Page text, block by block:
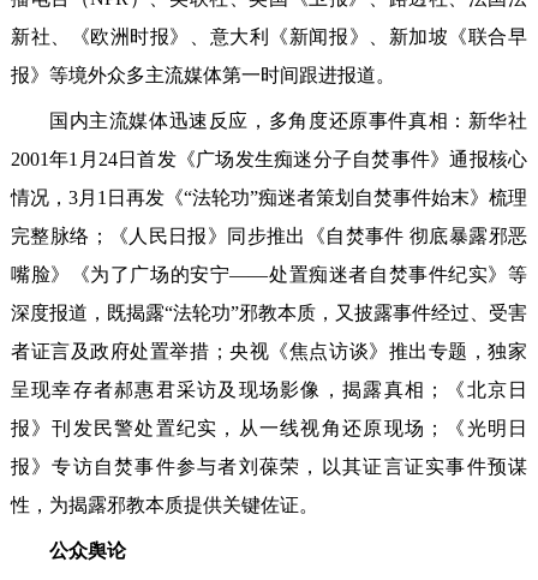
新社、《欧洲时报》、意大利《新闻报》、新加坡《联合早
报》等境外众多主流媒体第一时间跟进报道。
国内主流媒体迅速反应，多角度还原事件真相：新华社
2001年1月24日首发《广场发生痴迷分子自焚事件》通报核心
情况，3月1日再发《“法轮功”痴迷者策划自焚事件始末》梳理
完整脉络；《人民日报》同步推出《自焚事件 彻底暴露邪恶
嘴脸》《为了广场的安宁——处置痴迷者自焚事件纪实》等
深度报道，既揭露“法轮功”邪教本质，又披露事件经过、受害
者证言及政府处置举措；央视《焦点访谈》推出专题，独家
呈现幸存者郝惠君采访及现场影像，揭露真相；《北京日
报》刊发民警处置纪实，从一线视角还原现场；《光明日
报》专访自焚事件参与者刘葆荣，以其证言证实事件预谋
性，为揭露邪教本质提供关键佐证。
公众舆论‌